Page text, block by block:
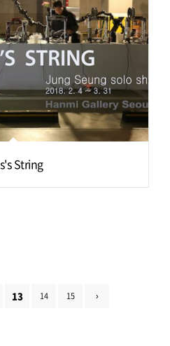
String
13 14 15 ›